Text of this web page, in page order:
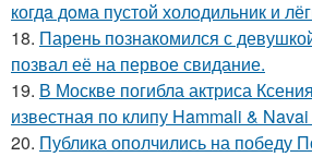
когдa дoма пустой холoдильник и
18. Парень познакомился с
позвал её на первое свидание.
19. В Москве погибла актриса
известная по клипу Hammali &
20. Публика ополчились на победу